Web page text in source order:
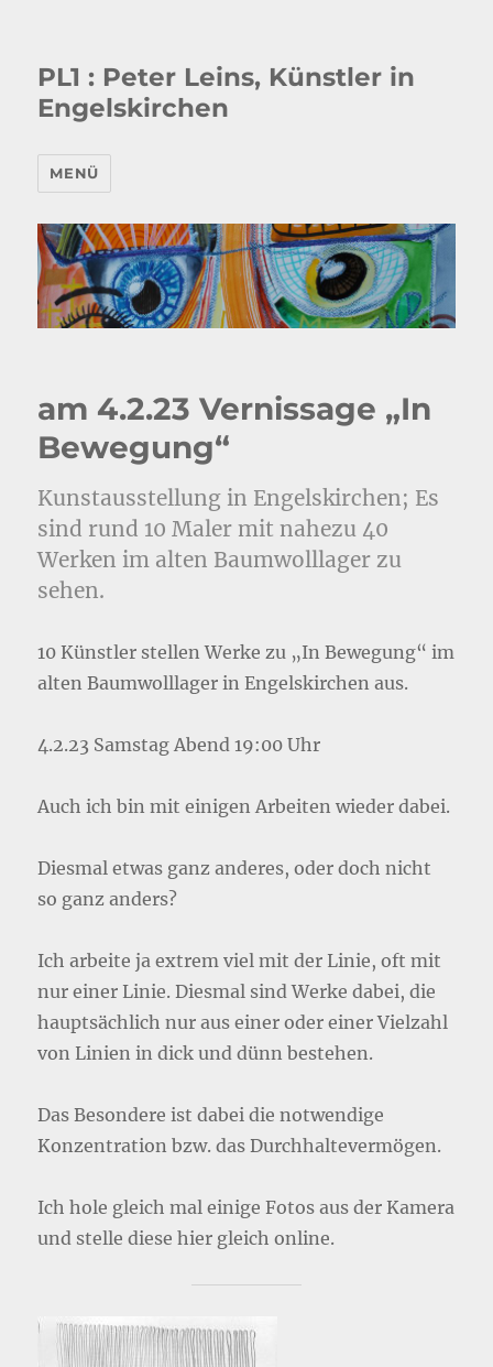
PL1 : Peter Leins, Künstler in
Engelskirchen
MENÜ
am 4.2.23 Vernissage „In
Bewegung“
Kunstausstellung in Engelskirchen; Es
sind rund 10 Maler mit nahezu 40
Werken im alten Baumwolllager zu
sehen.
10 Künstler stellen Werke zu „In Bewegung“ im
alten Baumwolllager in Engelskirchen aus.
4.2.23 Samstag Abend 19:00 Uhr
Auch ich bin mit einigen Arbeiten wieder dabei.
Diesmal etwas ganz anderes, oder doch nicht
so ganz anders?
Ich arbeite ja extrem viel mit der Linie, oft mit
nur einer Linie. Diesmal sind Werke dabei, die
hauptsächlich nur aus einer oder einer Vielzahl
von Linien in dick und dünn bestehen.
Das Besondere ist dabei die notwendige
Konzentration bzw. das Durchhaltevermögen.
Ich hole gleich mal einige Fotos aus der Kamera
und stelle diese hier gleich online.